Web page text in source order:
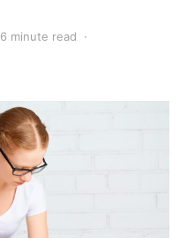
6 minute read